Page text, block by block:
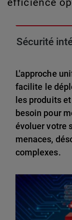
efficience
Sécurité
L'approche
facilite le
les produits
besoin pour
évoluer votre
menaces,
complexes.